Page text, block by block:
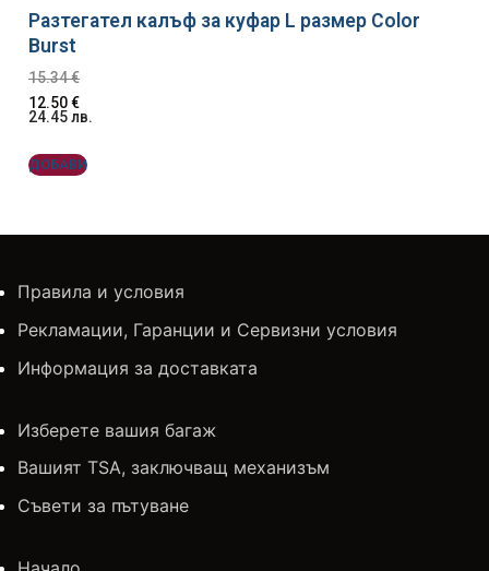
Разтегател калъф за куфар L размер Color
Burst
15.34€
12.50€
24.45лв.
ДОБАВИ
Правила и условия
Рекламации, Гаранции и Сервизни условия
Информация за доставката
Изберете вашия багаж
Вашият TSA, заключващ механизъм
Съвети за пътуване